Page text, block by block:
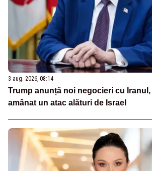
3 aug. 2026, 08:14
Trump anunță noi negocieri cu Iranul,
amânat un atac alături de Israel